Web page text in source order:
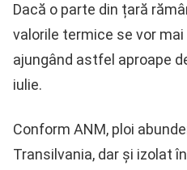
Dacă o parte din țară
valorile termice se vor
ajungând astfel aproape
iulie.
Conform ANM, ploi
Transilvania, dar și izolat